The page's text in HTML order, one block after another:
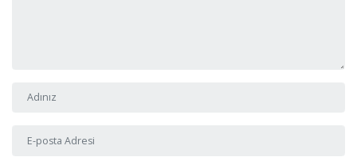
Adı ve Soyadı
E-posta Adresi